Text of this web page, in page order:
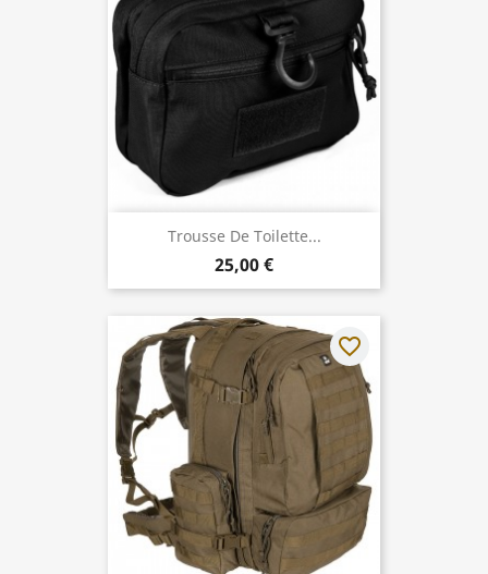
Trousse De Toilette...
25,00 €
favorite_border